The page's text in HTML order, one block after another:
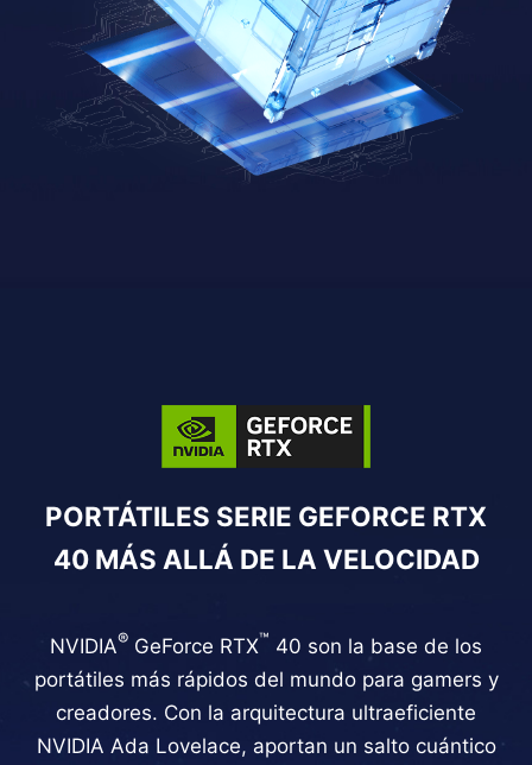
PORTÁTILES SERIE GEFORCE RTX
40 MÁS ALLÁ DE LA VELOCIDAD
NVIDIA® GeForce RTX™ 40 son la base de los
portátiles más rápidos del mundo para gamers y
creadores. Con la arquitectura ultraeficiente
NVIDIA Ada Lovelace, aportan un salto cuántico